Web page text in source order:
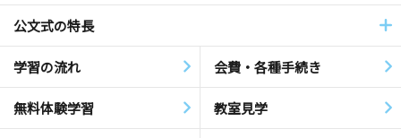
公文式の特長
学習の流れ 会費・各種手続き
無料体験学習 教室見学